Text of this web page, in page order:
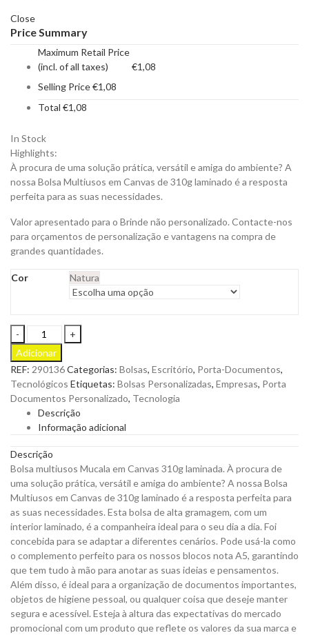
Close
Price Summary
Maximum Retail Price
(incl. of all taxes)
€1,08
Selling Price€1,08
Total €1,08
In Stock
Highlights:
À procura de uma solução prática, versátil e amiga do ambiente? A
nossa Bolsa Multiusos em Canvas de 310g laminado é a resposta
perfeita para as suas necessidades.
Valor apresentado para o Brinde não personalizado. Contacte-nos
para orçamentos de personalização e vantagens na compra de
grandes quantidades.
Cor Natura
Bolsa
Multiusos
Mucala
em
Canvas
310g
Laminada
para
quantity
Adicionar
REF: 290136Categorias: Bolsas, Escritório, Porta-Documentos,
Tecnológicos Etiquetas: Bolsas Personalizadas, Empresas, Porta
Documentos Personalizado, Tecnologia
Descrição
Informação adicional
Descrição
Bolsa multiusos Mucala em Canvas 310g laminada. À procura de
uma solução prática, versátil e amiga do ambiente? A nossa Bolsa
Multiusos em Canvas de 310g laminado é a resposta perfeita para
as suas necessidades. Esta bolsa de alta gramagem, com um
interior laminado, é a companheira ideal para o seu dia a dia. Foi
concebida para se adaptar a diferentes cenários. Pode usá-la como
o complemento perfeito para os nossos blocos nota A5, garantindo
que tem tudo à mão para anotar as suas ideias e pensamentos.
Além disso, é ideal para a organização de documentos importantes,
objetos de higiene pessoal, ou qualquer coisa que deseje manter
segura e acessível. Esteja à altura das expectativas do mercado
promocional com um produto que reflete os valores da sua marca e